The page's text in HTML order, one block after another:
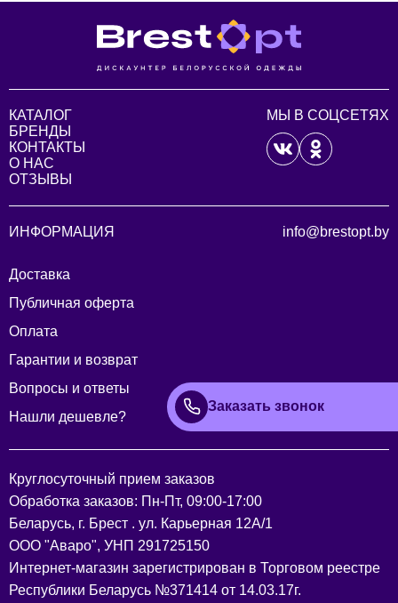
КАТАЛОГ
БРЕНДЫ
КОНТАКТЫ
О НАС
ОТЗЫВЫ
МЫ В СОЦСЕТЯХ
ИНФОРМАЦИЯ
Доставка
Публичная оферта
Оплата
Гарантии и возврат
Вопросы и ответы
Нашли дешевле?
info@brestopt.by
Заказать звонок
Круглосуточный прием заказов
Обработка заказов: Пн-Пт, 09:00-17:00
Беларусь, г. Брест . ул. Карьерная 12А/1
ООО "Аваро", УНП 291725150
Интернет-магазин зарегистрирован в Торговом реестре
Республики Беларусь №371414 от 14.03.17г.